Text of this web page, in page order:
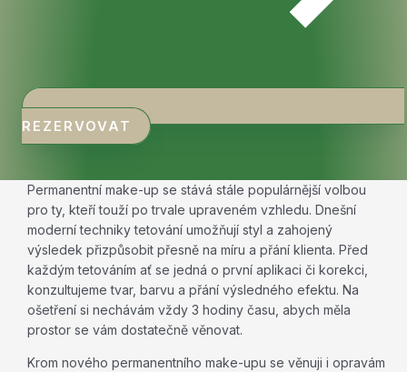
REZERVOVAT
Permanentní make-up se stává stále populárnější volbou
pro ty, kteří touží po trvale upraveném vzhledu. Dnešní
moderní techniky tetování umožňují styl a zahojený
výsledek přizpůsobit přesně na míru a přání klienta. Před
každým tetováním ať se jedná o první aplikaci či korekci,
konzultujeme tvar, barvu a přání výsledného efektu. Na
ošetření si nechávám vždy 3 hodiny času, abych měla
prostor se vám dostatečně věnovat.
Krom nového permanentního make-upu se věnuji i opravám